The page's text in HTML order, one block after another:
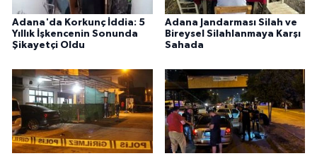
Adana'da Korkunç İddia: 5
Yıllık İşkencenin Sonunda
Şikayetçi Oldu
Adana Jandarması Silah ve
Bireysel Silahlanmaya Karşı
Sahada